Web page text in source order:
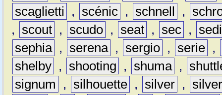
scaglietti
, scénic , schnell ,
,
scout , scudo , seat , sec ,
sephia , serena , sergio , serie ,
shelby , shooting , shuma ,
signum
, silhouette , silver ,